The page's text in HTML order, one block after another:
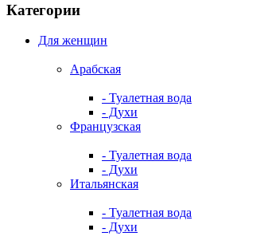
Категории
Для женщин
Арабская
- Туалетная вода
- Духи
Французская
- Туалетная вода
- Духи
Итальянская
- Туалетная вода
- Духи